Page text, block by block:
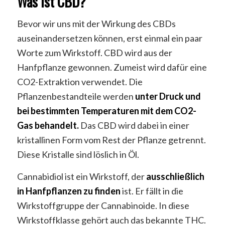
Bevor wir uns mit der Wirkung des CBDs
auseinandersetzen können, erst einmal ein paar
Worte zum Wirkstoff. CBD wird aus der
Hanfpflanze gewonnen. Zumeist wird dafür eine
CO2-Extraktion verwendet. Die
Pflanzenbestandteile werden unter Druck und
bei bestimmten Temperaturen mit dem CO2-
Gas behandelt.Das CBD wird dabei in einer
kristallinen Form vom Rest der Pflanze getrennt.
Diese Kristalle sind löslich in Öl.
Cannabidiol ist ein Wirkstoff, derausschließlich
in Hanfpflanzen zu findenist. Er fällt in die
Wirkstoffgruppe der Cannabinoide. In diese
Wirkstoffklasse gehört auch das bekannte THC.